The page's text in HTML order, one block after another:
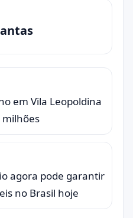
em Vila Leopoldina
milhões
agora pode garantir
no Brasil hoje